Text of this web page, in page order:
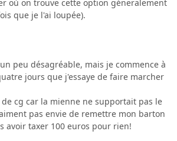
où on trouve cette option géneralement
que je l'ai loupée).
peu désagréable, mais je commence à
jours que j'essaye de faire marcher
de cg car la mienne ne supportait pas le
pas envie de remettre mon barton
avoir taxer 100 euros pour rien!